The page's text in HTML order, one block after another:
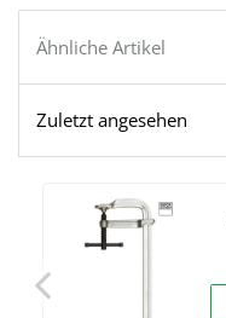
Ähnliche Artikel
Zuletzt angesehen